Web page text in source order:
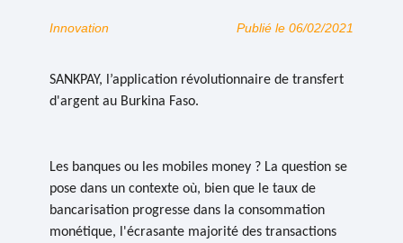
Innovation Publié le 06/02/2021
SANKPAY, l’application révolutionnaire de transfert
d'argent au Burkina Faso.
Les banques ou les mobiles money ? La question se
pose dans un contexte où, bien que le taux de
bancarisation progresse dans la consommation
monétique, l'écrasante majorité des transactions